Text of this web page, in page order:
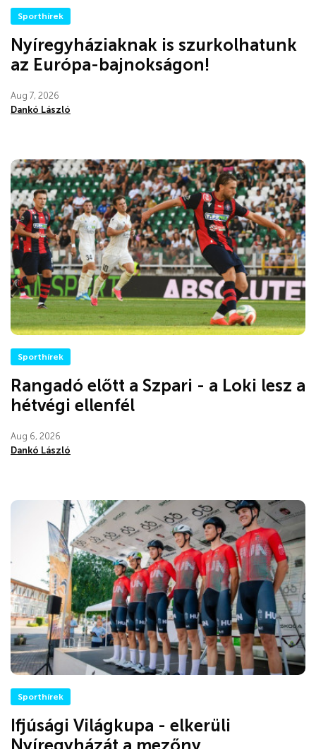
Sporthírek
Nyíregyháziaknak is szurkolhatunk
az Európa-bajnokságon!
Aug 7, 2026
Dankó László
Sporthírek
Rangadó előtt a Szpari - a Loki lesz a
hétvégi ellenfél
Aug 6, 2026
Dankó László
Sporthírek
Ifjúsági Világkupa - elkerüli